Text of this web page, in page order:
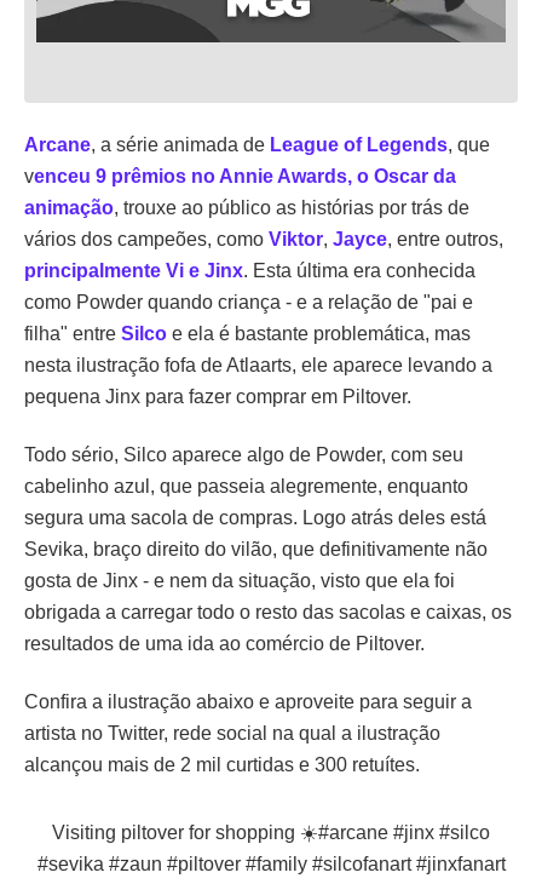
Arcane, a série animada de League of Legends, que
venceu 9 prêmios no Annie Awards, o Oscar da
animação, trouxe ao público as histórias por trás de
vários dos campeões, como Viktor, Jayce, entre outros,
principalmente Vi e Jinx. Esta última era conhecida
como Powder quando criança - e a relação de "pai e
filha" entre Silco e ela é bastante problemática, mas
nesta ilustração fofa de Atlaarts, ele aparece levando a
pequena Jinx para fazer comprar em Piltover.
Todo sério, Silco aparece algo de Powder, com seu
cabelinho azul, que passeia alegremente, enquanto
segura uma sacola de compras. Logo atrás deles está
Sevika, braço direito do vilão, que definitivamente não
gosta de Jinx - e nem da situação, visto que ela foi
obrigada a carregar todo o resto das sacolas e caixas, os
resultados de uma ida ao comércio de Piltover.
Confira a ilustração abaixo e aproveite para seguir a
artista no Twitter, rede social na qual a ilustração
alcançou mais de 2 mil curtidas e 300 retuítes.
Visiting piltover for shopping ☀️#arcane #jinx #silco
#sevika #zaun #piltover #family #silcofanart #jinxfanart